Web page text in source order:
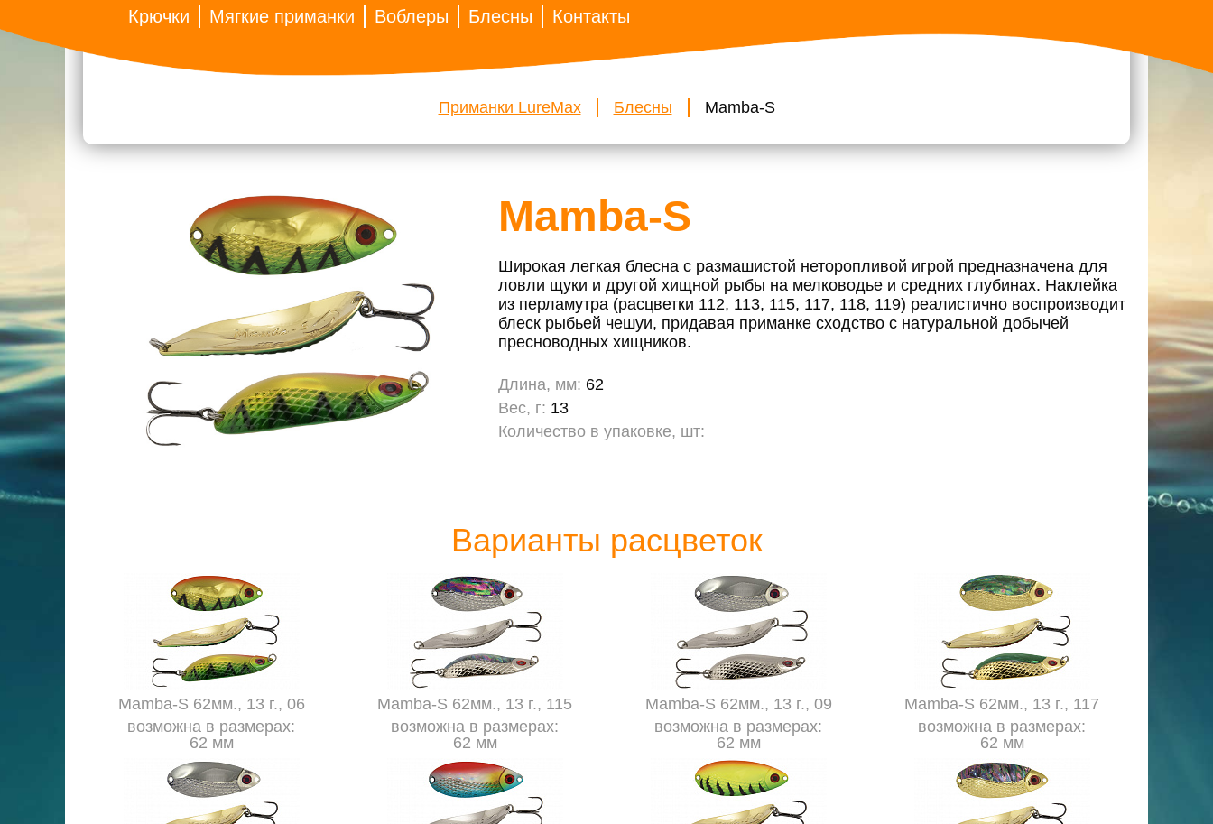
Крючки Мягкие приманки Воблеры Блесны Контакты
Приманки LureMax Блесны Mamba-S
Mamba-S
Широкая легкая блесна с размашистой неторопливой игрой предназначена для
ловли щуки и другой хищной рыбы на мелководье и средних глубинах. Наклейка
из перламутра (расцветки 112, 113, 115, 117, 118, 119) реалистично воспроизводит
блеск рыбьей чешуи, придавая приманке сходство с натуральной добычей
пресноводных хищников.
Длина, мм: 62
Вес, г: 13
Количество в упаковке, шт:
Варианты расцветок
Mamba-S 62мм., 13 г., 06
возможна в размерах:
62 мм
Mamba-S 62мм., 13 г., 115
возможна в размерах:
62 мм
Mamba-S 62мм., 13 г., 09
возможна в размерах:
62 мм
Mamba-S 62мм., 13 г., 117
возможна в размерах:
62 мм